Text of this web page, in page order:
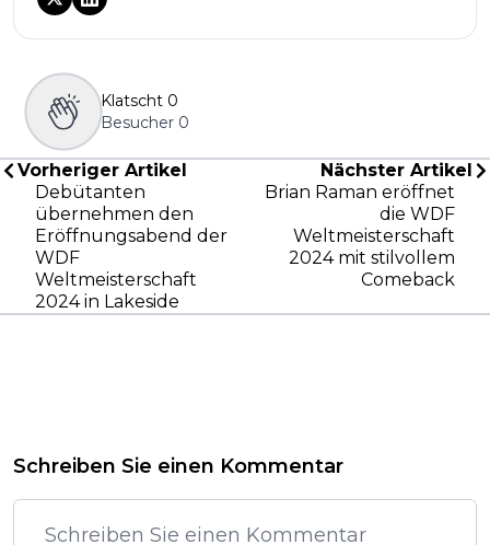
Klatscht 0
Besucher 0
Vorheriger Artikel
Debütanten
übernehmen den
Eröffnungsabend der
WDF
Weltmeisterschaft
2024 in Lakeside
Nächster Artikel
Brian Raman eröffnet
die WDF
Weltmeisterschaft
2024 mit stilvollem
Comeback
Schreiben Sie einen Kommentar